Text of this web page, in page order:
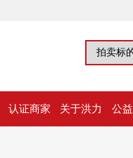
认证商家 关于洪力 公